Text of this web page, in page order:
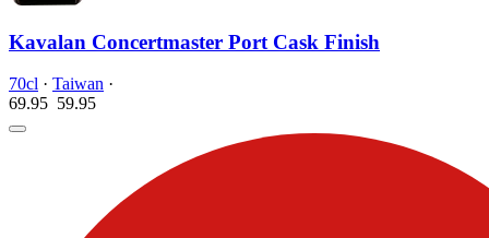
Kavalan Concertmaster Port Cask Finish
70cl · Taiwan ·
69.95 59.95